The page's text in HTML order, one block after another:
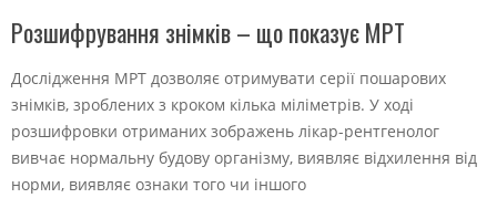
Розшифрування знімків – що показує МРТ
Дослідження МРТ дозволяє отримувати серії пошарових
знімків, зроблених з кроком кілька міліметрів. У ході
розшифровки отриманих зображень лікар-рентгенолог
вивчає нормальну будову організму, виявляє відхилення від
норми, виявляє ознаки того чи іншого